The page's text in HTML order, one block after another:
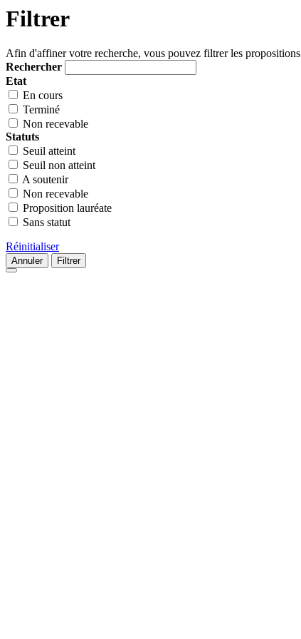
Filtrer
Afin d'affiner votre recherche, vous pouvez filtrer les propositions
Rechercher
Etat
En cours
Terminé
Non recevable
Statuts
Seuil atteint
Seuil non atteint
A soutenir
Non recevable
Proposition lauréate
Sans statut
Réinitialiser
Annuler Filtrer